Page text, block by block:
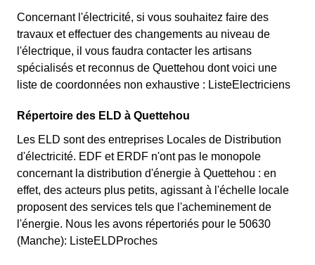
Concernant l'électricité, si vous souhaitez faire des
travaux et effectuer des changements au niveau de
l'électrique, il vous faudra contacter les artisans
spécialisés et reconnus de Quettehou dont voici une
liste de coordonnées non exhaustive : ListeElectriciens
Répertoire des ELD à Quettehou
Les ELD sont des entreprises Locales de Distribution
d'électricité. EDF et ERDF n'ont pas le monopole
concernant la distribution d'énergie à Quettehou : en
effet, des acteurs plus petits, agissant à l'échelle locale
proposent des services tels que l'acheminement de
l'énergie. Nous les avons répertoriés pour le 50630
(Manche): ListeELDProches